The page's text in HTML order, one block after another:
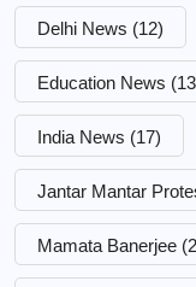
Delhi News (12)
Education News
India News (17)
Jantar Mantar
Mamata Banerjee